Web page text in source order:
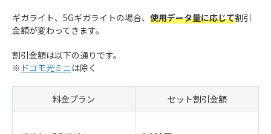
ギガライト、5Gギガライトの場合、 使用データ量に応じて割引
金額が変わってきます。
割引金額は以下の通りです。
※ ドコモ光ミニは除く
料金プラン セット割引金額